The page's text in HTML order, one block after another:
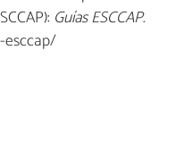
Guías ESCCAP.
esccap/